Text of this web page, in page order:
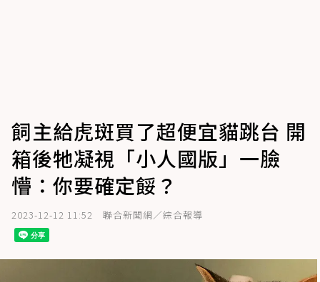
飼主給虎斑買了超便宜貓跳台 開
箱後牠凝視「小人國版」一臉
懵：你要確定餒？
2023-12-12 11:52 聯合新聞網／綜合報導